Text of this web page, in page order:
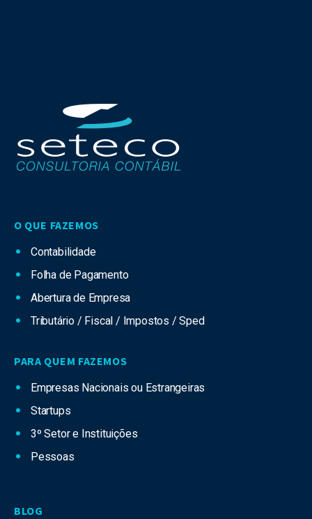
O QUE FAZEMOS
Contabilidade
Folha de Pagamento
Abertura de Empresa
Tributário / Fiscal / Impostos / Sped
PARA QUEM FAZEMOS
Empresas Nacionais ou Estrangeiras
Startups
3º Setor e Instituições
Pessoas
BLOG